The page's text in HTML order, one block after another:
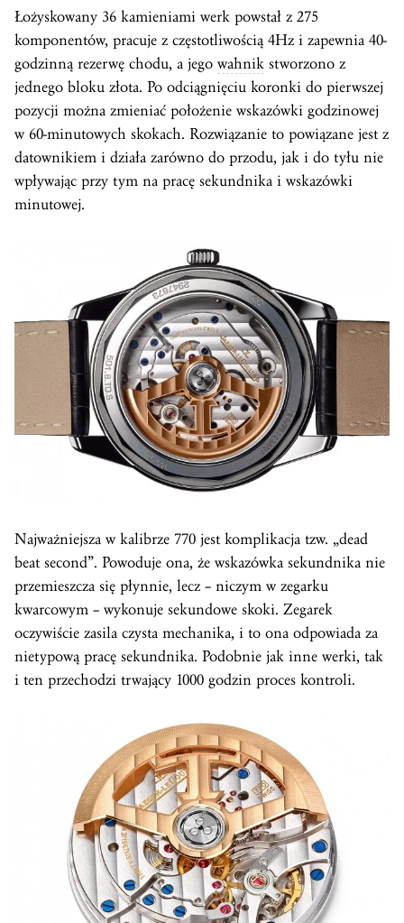
Łożyskowany 36 kamieniami werk powstał z 275
komponentów, pracuje z częstotliwością 4Hz i zapewnia 40-
godzinną rezerwę chodu, a jego wahnik stworzono z
jednego bloku złota. Po odciągnięciu koronki do pierwszej
pozycji można zmieniać położenie wskazówki godzinowej
w 60-minutowych skokach. Rozwiązanie to powiązane jest z
datownikiem i działa zarówno do przodu, jak i do tyłu nie
wpływając przy tym na pracę sekundnika i wskazówki
minutowej.
Najważniejsza w kalibrze 770 jest komplikacja tzw. „dead
beat second”. Powoduje ona, że wskazówka sekundnika nie
przemieszcza się płynnie, lecz – niczym w zegarku
kwarcowym – wykonuje sekundowe skoki. Zegarek
oczywiście zasila czysta mechanika, i to ona odpowiada za
nietypową pracę sekundnika. Podobnie jak inne werki, tak
i ten przechodzi trwający 1000 godzin proces kontroli.